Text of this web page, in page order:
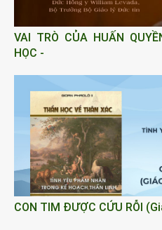
VAI TRÒ CỦA HUẤN
HỌC -
CON TIM ĐƯỢC CỨU RỖI